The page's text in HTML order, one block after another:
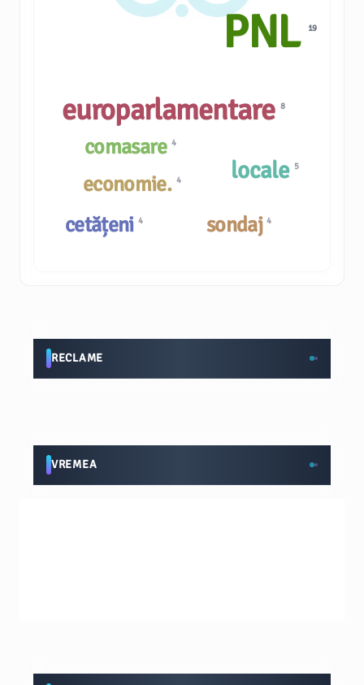
comasare4
economie. 4
PNL 19
sondaj4
europarlamentare 8
cetățeni4
locale 5
RECLAME
VREMEA